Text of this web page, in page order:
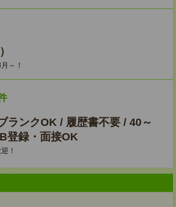
～！
ランクOK / 履歴書不要 / 40～
登録・面接OK
！